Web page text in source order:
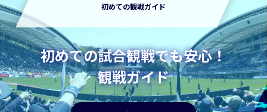
初めての観戦ガイド
初めての試合観戦でも安心！
観戦ガイド